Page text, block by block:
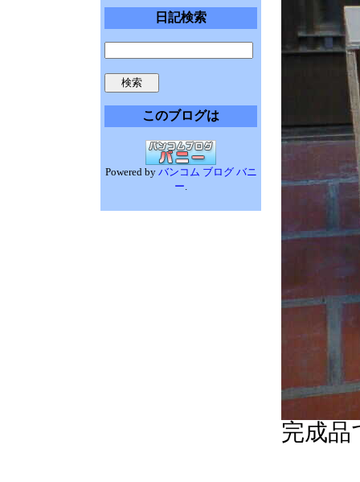
日記検索
このブログは
Powered by バンコム ブログ バニ
ー.
完成品